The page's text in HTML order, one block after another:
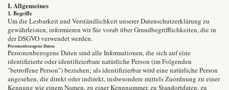
I. Allgemeines
1. Begriffe
Um die Lesbarkeit und Verständlichkeit unserer Datenschutzerklärung zu
gewährleisten, informieren wir Sie vorab über Grundbegrifflichkeiten, die in
der DSGVO verwendet werden.
Personenbezogene Daten
Personenbezogene Daten sind alle Informationen, die sich auf eine
identifizierte oder identifizierbare natürliche Person (im Folgenden
"betroffene Person") beziehen; als identifizierbar wird eine natürliche Person
angesehen, die direkt oder indirekt, insbesondere mittels Zuordnung zu einer
Kennung wie einem Namen, zu einer Kennnummer, zu Standortdaten, zu